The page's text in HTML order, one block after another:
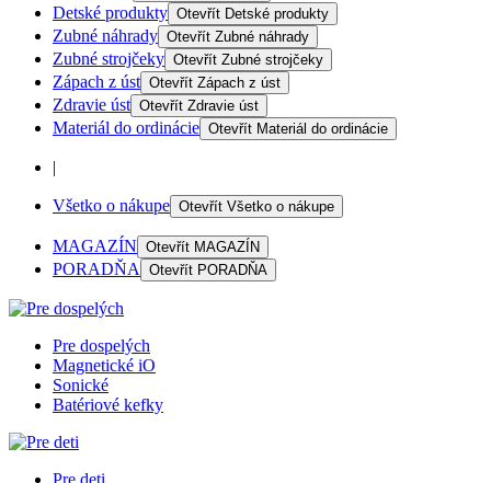
Detské produkty Otevřít Detské produkty
Zubné náhrady Otevřít Zubné náhrady
Zubné strojčeky Otevřít Zubné strojčeky
Zápach z úst Otevřít Zápach z úst
Zdravie úst Otevřít Zdravie úst
Materiál do ordinácie Otevřít Materiál do ordinácie
|
Všetko o nákupe Otevřít Všetko o nákupe
MAGAZÍN Otevřít MAGAZÍN
PORADŇA Otevřít PORADŇA
Pre dospelých
Magnetické iO
Sonické
Batériové kefky
Pre deti